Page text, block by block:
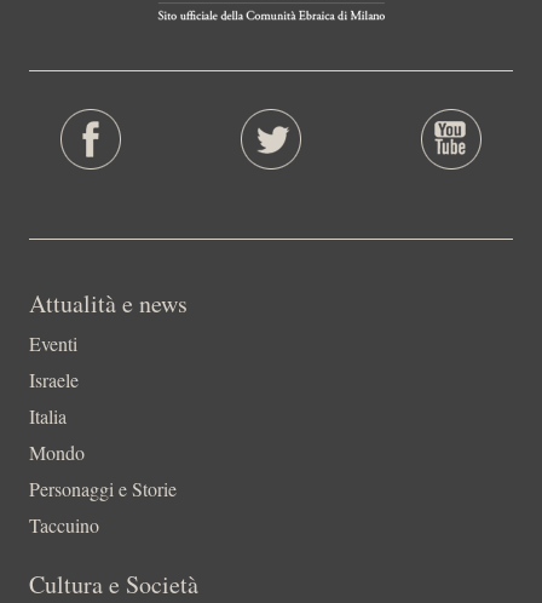
Attualità e news
Eventi
Israele
Italia
Mondo
Personaggi e Storie
Taccuino
Cultura e Società